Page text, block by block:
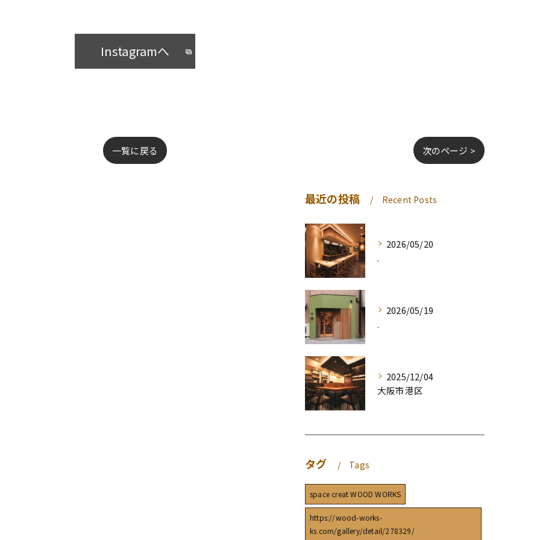
Instagramへ
一覧に戻る 次のページ >
最近の投稿 Recent Posts
2026/05/20
.
2026/05/19
.
2025/12/04
大阪市港区
タグ Tags
space creat WOOD WORKS
https://wood-works-
ks.com/gallery/detail/278329/